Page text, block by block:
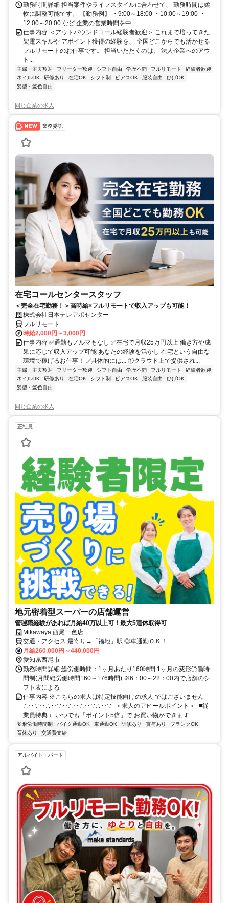
勤務時間詳細 担当案件やライフスタイルに合わせて、 勤務時間は柔
軟に調整可能です。 【勤務例】 ・9:00～18:00 ・10:00～19:00 ・
12:00～20:00 など 企業の営業時間を中...
仕事内容 ＜アウトバウンドコール経験者歓迎＞ これまで培ってきた
架電スキルや アポイント獲得の経験を、 全国どこからでも活かせる
フルリモートのお仕事です。 担当いただくのは、 法人企業へのアウ
ト...
主婦・主夫歓迎 フリーター歓迎 シフト自由 学歴不問 フルリモート
経験者歓迎
ネイルOK
研修あり 在宅OK シフト制 ピアスOK 服装自由
ひげOK
髪型・髪色自由
同じ企業の求人
業務委託
在宅コールセンタースタッフ
＜完全在宅勤務！＞高時給×フルリモートで収入アップも可能！
株式会社日本テレアポセンター
フルリモート
時給2,000円～3,000円
仕事内容 ✅通勤もノルマもなし ✅在宅で月収25万円以上 働き方や成
果に応じて収入アップ可能 あなたの経験を活かし 在宅という自由な
環境で稼げるお仕事！ ✅具体的には... ①クラウド上で提供され...
主婦・主夫歓迎 フリーター歓迎 シフト自由 学歴不問 フルリモート
経験者歓迎
ネイルOK
研修あり 在宅OK シフト制 ピアスOK 服装自由
ひげOK
髪型・髪色自由
同じ企業の求人
正社員
地元密着型スーパーの店舗運営
管理職経験があれば月給40万以上可！最大5連休取得可
Mikawaya 西尾一色店
交通・アクセス 最寄り→「福地」駅 ◎車通勤ＯＫ！
月給260,000円～440,000円
愛知県西尾市
勤務時間詳細 総労働時間：1ヶ月あたり160時間 1ヶ月の変形労働時
間制(月間総労働時間160～176時間) ※6：00～22：00内で店舗のシ
フト表による
仕事内容 ※こちらの求人は特定技能向けの求人 ではございません
∴‥∵‥∴‥∵‥∴‥∴‥∵∴‥∵ -＜求人のアピールポイント＞- ■従
業員特典 ∟いつでも「ポイント5倍」で お買い物ができます ...
変形労働時間制 バイク通勤OK 車通勤OK 研修あり 賞与あり
ブランクOK
育休あり
交通費支給
アルバイト・パート